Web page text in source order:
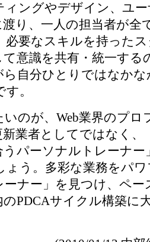
ィングやデザイン、ユ
り、一人の担当者が全
必要なスキルを持った
意識を共有・統一する
ら自分ひとりではなか
。
のが、Web業界のプロ
業者としてではなく、
うパーソナルトレーナー
ょう。多彩な業務をパ
ーナー」を見つけ、ペ
PDCAサイクル構築に